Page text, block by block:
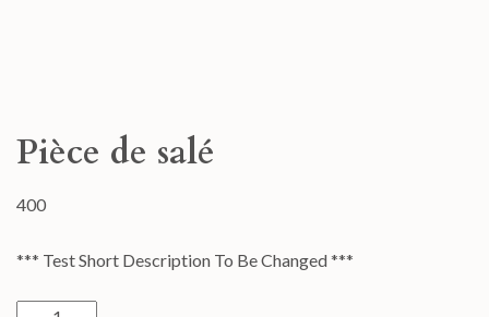
Pièce de salé
400
*** Test Short Description To Be Changed ***